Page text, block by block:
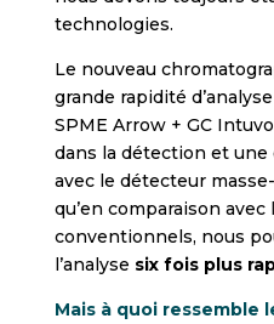
technologies.
Le nouveau
grande rapidité
SPME Arrow + GC
dans la détection et
avec le détecteur
qu’en comparaison
conventionnels, nous
l’analyse six fois plus
Mais à quoi ressemble